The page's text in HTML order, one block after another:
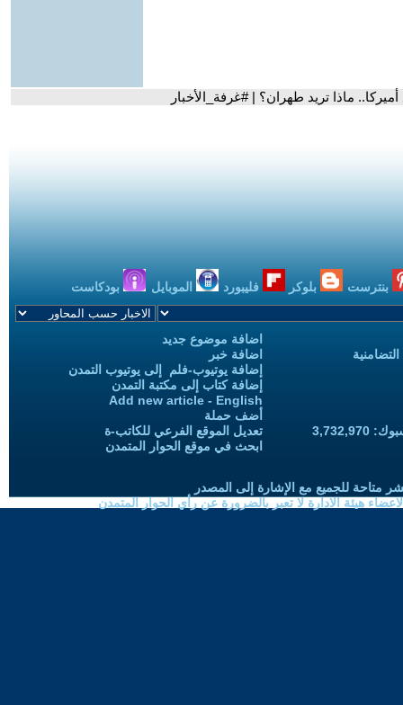
ماذا تريد طهران؟ | #غرفة_الأخبار
بنترست بلوكر فليبورد الموبايل بودكاست
اضافة موضوع جديد
اضافة خبر
إضافة يوتيوب-فلم إلى يوتيوب التمدن
إضافة كتاب إلى مكتبة التمدن
Add new article - English
أضف حملة
تعديل الموقع الفرعي للكاتب-ة
ابحث في موقع الحوار المتمدن
متاحة للجميع مع الإشارة إلى المصدر
هيئة الادارة لا تعبر بالضرورة عن رأي الحوار المتمدن